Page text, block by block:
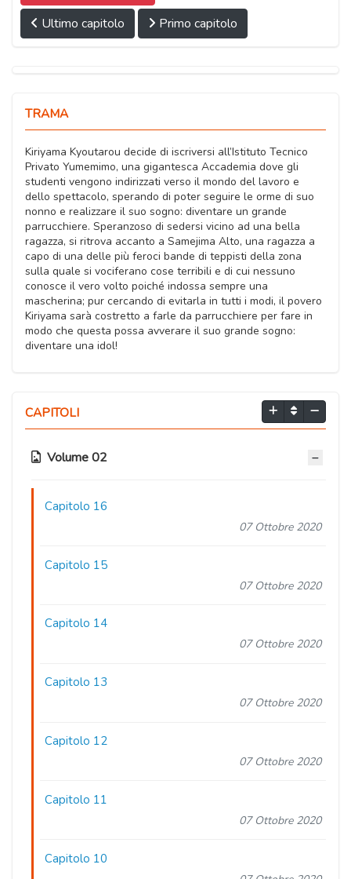
Ultimo capitolo
Primo capitolo
TRAMA
Kiriyama Kyoutarou decide di iscriversi all’Istituto Tecnico
Privato Yumemimo, una gigantesca Accademia dove gli
studenti vengono indirizzati verso il mondo del lavoro e
dello spettacolo, sperando di poter seguire le orme di suo
nonno e realizzare il suo sogno: diventare un grande
parrucchiere. Speranzoso di sedersi vicino ad una bella
ragazza, si ritrova accanto a Samejima Alto, una ragazza a
capo di una delle più feroci bande di teppisti della zona
sulla quale si vociferano cose terribili e di cui nessuno
conosce il vero volto poiché indossa sempre una
mascherina; pur cercando di evitarla in tutti i modi, il povero
Kiriyama sarà costretto a farle da parrucchiere per fare in
modo che questa possa avverare il suo grande sogno:
diventare una idol!
CAPITOLI
Volume 02
Capitolo 16
07 Ottobre 2020
Capitolo 15
07 Ottobre 2020
Capitolo 14
07 Ottobre 2020
Capitolo 13
07 Ottobre 2020
Capitolo 12
07 Ottobre 2020
Capitolo 11
07 Ottobre 2020
Capitolo 10